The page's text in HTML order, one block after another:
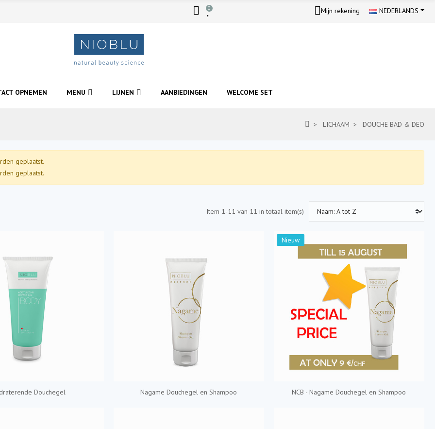
0 Mijn rekening NEDERLANDS
OPNEMEN MENU LIJNEN AANBIEDINGEN WELCOME SET
LICHAAM DOUCHE BAD & DEO
geplaatst.
geplaatst.
Item 1-11 van 11 in totaal item(s)
Douchegel Nagame Douchegel en Shampoo
Nieuw
NCB - Nagame Douchegel en Shampoo